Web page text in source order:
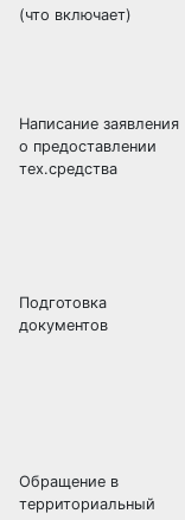
(что включает)
Написание заявления
о предоставлении
тех.средства
Подготовка
документов
Обращение в
территориальный